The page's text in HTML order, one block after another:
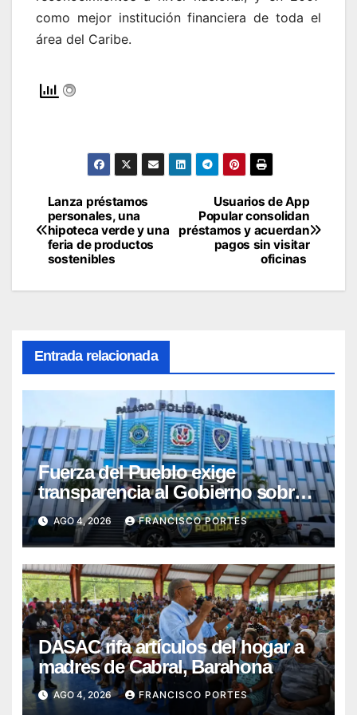
como mejor institución financiera de toda el
área del Caribe.
Navegación
de
Usuarios de App
Popular consolidan
préstamos y acuerdan
pagos sin visitar
oficinas
Lanza préstamos
personales, una
hipoteca verde y una
feria de productos
sostenibles
Entrada relacionada
Fuerza del Pueblo exige
transparencia al Gobierno sobre
contratos y fondos de asesores
para la Reforma Policial
AGO 4, 2026 FRANCISCO PORTES
DASAC rifa artículos del hogar a
madres de Cabral, Barahona
AGO 4, 2026 FRANCISCO PORTES